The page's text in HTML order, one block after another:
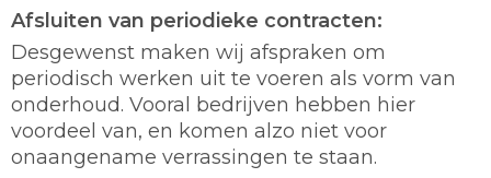
Afsluiten van periodieke contracten:
Desgewenst maken wij afspraken om
periodisch werken uit te voeren als vorm van
onderhoud. Vooral bedrijven hebben hier
voordeel van, en komen alzo niet voor
onaangename verrassingen te staan.